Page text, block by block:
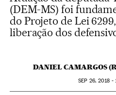
(DEM-MS) foi
do Projeto de Lei
liberação dos
DANIEL CAMARGOS
SEP 26, 2018 -